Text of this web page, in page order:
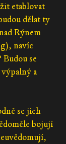
etablovat
dělat ty
Rýnem
navíc
se
a
se jich
bojují